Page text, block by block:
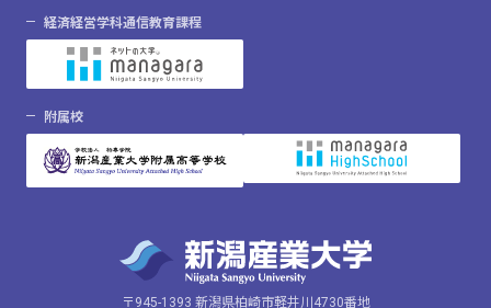
経済経営学科通信教育課程
附属校
〒945-1393 新潟県柏崎市軽井川4730番地